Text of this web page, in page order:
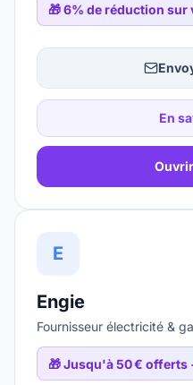
🎁6% de réduction sur
En
E
Engie
Fournisseur électricité &
🎁Jusqu'à 50 € offerts